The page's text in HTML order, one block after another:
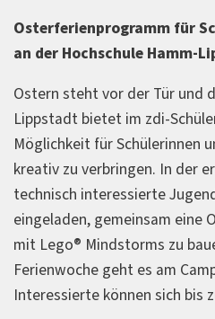
Osterferienprogramm für
an der Hochschule Hamm-
Ostern steht vor der Tür und
Lippstadt bietet im zdi-
Möglichkeit für Schülerinnen
kreativ zu verbringen. In der
technisch interessierte
eingeladen, gemeinsam eine
mit Lego® Mindstorms zu
Ferienwoche geht es am
Interessierte können sich bis